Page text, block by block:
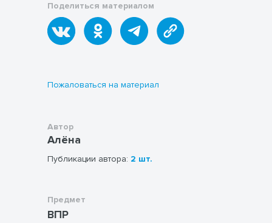
Поделиться материалом
Пожаловаться на материал
Автор
Алёна
Публикации автора: 2 шт.
Предмет
ВПР